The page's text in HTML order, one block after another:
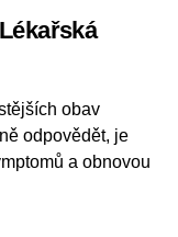
obav
odpovědět, je
a obnovou